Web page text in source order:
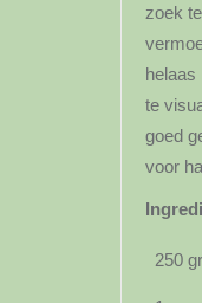
zoek
helaas
te
goed
voor
250